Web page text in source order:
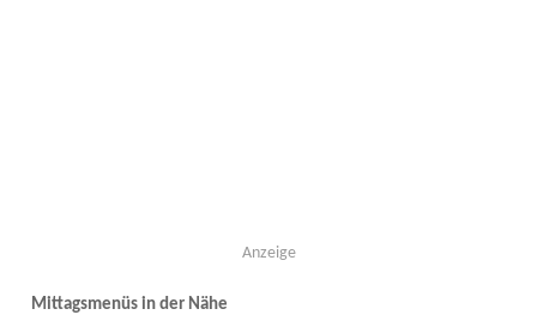
Anzeige
Mittagsmenüs in der Nähe